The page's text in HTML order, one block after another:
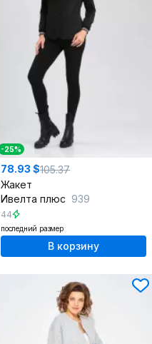
-25%
78.93 $105.37
Жакет
Ивелта плюс 939
44
последний размер
В корзину